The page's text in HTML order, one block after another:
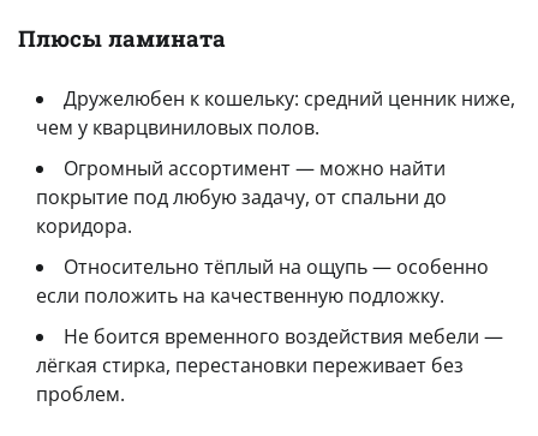
Плюсы ламината
Дружелюбен к кошельку: средний ценник ниже,
чем у кварцвиниловых полов.
Огромный ассортимент — можно найти
покрытие под любую задачу, от спальни до
коридора.
Относительно тёплый на ощупь — особенно
если положить на качественную подложку.
Не боится временного воздействия мебели —
лёгкая стирка, перестановки переживает без
проблем.